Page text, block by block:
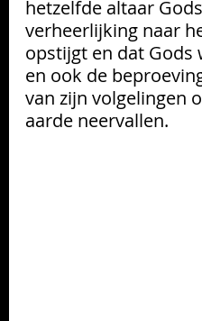
hetzelfde altaar Gods
verheerlijking naar
opstijgt en dat Gods
en ook de
van zijn volgelingen
aarde neervallen.